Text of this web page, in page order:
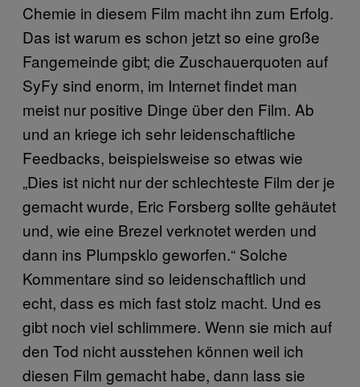
Chemie in diesem Film macht ihn zum Erfolg.
Das ist warum es schon jetzt so eine große
Fangemeinde gibt; die Zuschauerquoten auf
SyFy sind enorm, im Internet findet man
meist nur positive Dinge über den Film. Ab
und an kriege ich sehr leidenschaftliche
Feedbacks, beispielsweise so etwas wie
„Dies ist nicht nur der schlechteste Film der je
gemacht wurde, Eric Forsberg sollte gehäutet
und, wie eine Brezel verknotet werden und
dann ins Plumpsklo geworfen.“ Solche
Kommentare sind so leidenschaftlich und
echt, dass es mich fast stolz macht. Und es
gibt noch viel schlimmere. Wenn sie mich auf
den Tod nicht ausstehen können weil ich
diesen Film gemacht habe, dann lass sie